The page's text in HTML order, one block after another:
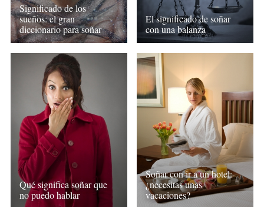
Significado de los
sueños: el gran
diccionario para soñar
El significado de soñar
con una balanza
Qué significa soñar que
no puedo hablar
Soñar con ir a un hotel:
¿necesitas unas
vacaciones?